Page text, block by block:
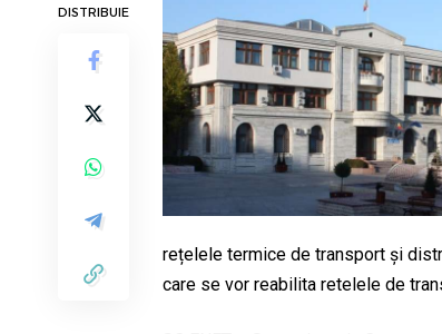
DISTRIBUIE
rețelele termice de transport și
care se vor reabilita retelele de